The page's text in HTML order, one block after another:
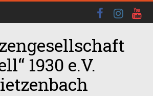
1930 e.V.